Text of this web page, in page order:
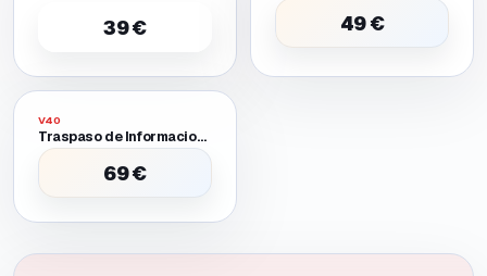
39 € 49 €
V40
Traspaso de Informacion Entre Dos Moviles Uno Requiere Batería O Pantalla Provisional para Encender
69 €